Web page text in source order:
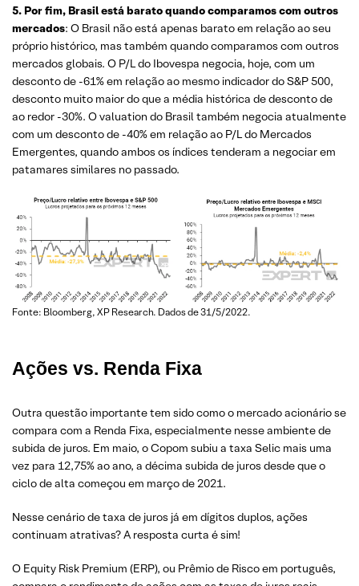
5. Por fim, Brasil está barato quando comparamos com outros
mercados: O Brasil não está apenas barato em relação ao seu
próprio histórico, mas também quando comparamos com outros
mercados globais. O P/L do Ibovespa negocia, hoje, com um
desconto de -61% em relação ao mesmo indicador do S&P 500,
desconto muito maior do que a média histórica de desconto de
ao redor -30%. O valuation do Brasil também negocia atualmente
com um desconto de -40% em relação ao P/L do Mercados
Emergentes, quando ambos os índices tenderam a negociar em
patamares similares no passado.
Fonte: Bloomberg, XP Research. Dados de 31/5/2022.
Ações vs. Renda Fixa
Outra questão importante tem sido como o mercado acionário se
compara com a Renda Fixa, especialmente nesse ambiente de
subida de juros. Em maio, o Copom subiu a taxa Selic mais uma
vez para 12,75% ao ano, a décima subida de juros desde que o
ciclo de alta começou em março de 2021.
Nesse cenário de taxa de juros já em dígitos duplos, ações
continuam atrativas? A resposta curta é sim!
O Equity Risk Premium (ERP), ou Prêmio de Risco em português,